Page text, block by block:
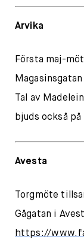
Arvika
Första maj-
Tal av
bjuds också
Avesta
Torgmöte
Gågatan i
https://